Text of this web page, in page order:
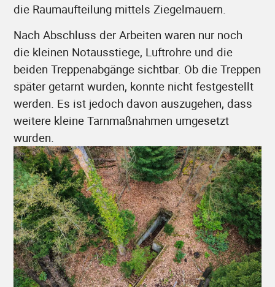
die Raumaufteilung mittels Ziegelmauern.
Nach Abschluss der Arbeiten waren nur noch
die kleinen Notausstiege, Luftrohre und die
beiden Treppenabgänge sichtbar. Ob die Treppen
später getarnt wurden, konnte nicht festgestellt
werden. Es ist jedoch davon auszugehen, dass
weitere kleine Tarnmaßnahmen umgesetzt
wurden.